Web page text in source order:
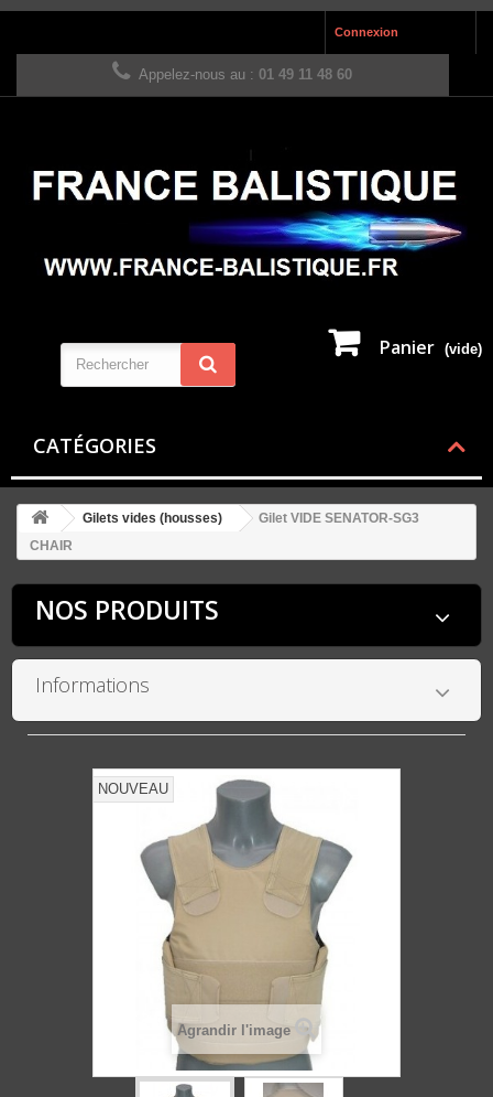
Connexion
Appelez-nous au : 01 49 11 48 60
Panier (vide)
CATÉGORIES
Gilets vides (housses)
Gilet VIDE SENATOR-SG3
CHAIR
NOS PRODUITS
Informations
NOUVEAU
Agrandir l'image